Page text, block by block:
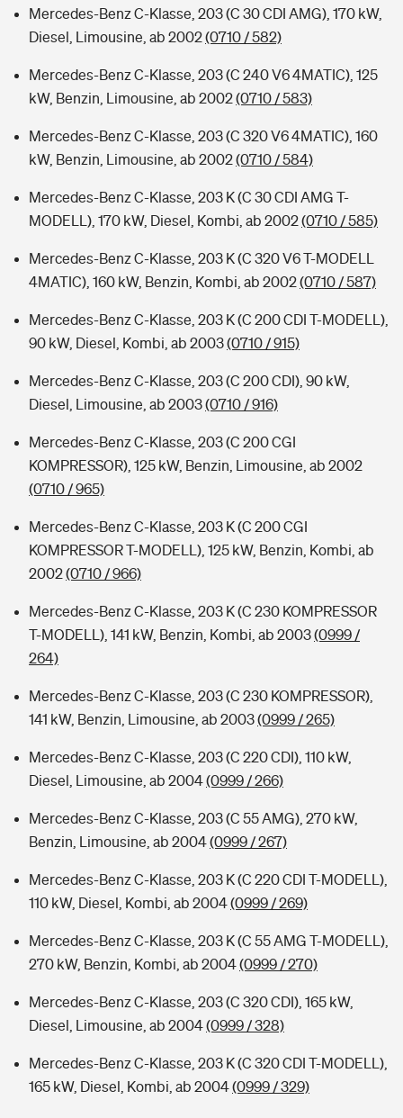
Mercedes-Benz C-Klasse, 203 (C 30 CDI AMG), 170 kW,
Diesel, Limousine, ab 2002(0710 / 582)
Mercedes-Benz C-Klasse, 203 (C 240 V6 4MATIC), 125
kW, Benzin, Limousine, ab 2002(0710 / 583)
Mercedes-Benz C-Klasse, 203 (C 320 V6 4MATIC), 160
kW, Benzin, Limousine, ab 2002(0710 / 584)
Mercedes-Benz C-Klasse, 203 K (C 30 CDI AMG T-
MODELL), 170 kW, Diesel, Kombi, ab 2002(0710 / 585)
Mercedes-Benz C-Klasse, 203 K (C 320 V6 T-MODELL
4MATIC), 160 kW, Benzin, Kombi, ab 2002(0710 / 587)
Mercedes-Benz C-Klasse, 203 K (C 200 CDI T-MODELL),
90 kW, Diesel, Kombi, ab 2003(0710 / 915)
Mercedes-Benz C-Klasse, 203 (C 200 CDI), 90 kW,
Diesel, Limousine, ab 2003(0710 / 916)
Mercedes-Benz C-Klasse, 203 (C 200 CGI
KOMPRESSOR), 125 kW, Benzin, Limousine, ab 2002
(0710 / 965)
Mercedes-Benz C-Klasse, 203 K (C 200 CGI
KOMPRESSOR T-MODELL), 125 kW, Benzin, Kombi, ab
2002(0710 / 966)
Mercedes-Benz C-Klasse, 203 K (C 230 KOMPRESSOR
T-MODELL), 141 kW, Benzin, Kombi, ab 2003(0999 /
264)
Mercedes-Benz C-Klasse, 203 (C 230 KOMPRESSOR),
141 kW, Benzin, Limousine, ab 2003(0999 / 265)
Mercedes-Benz C-Klasse, 203 (C 220 CDI), 110 kW,
Diesel, Limousine, ab 2004(0999 / 266)
Mercedes-Benz C-Klasse, 203 (C 55 AMG), 270 kW,
Benzin, Limousine, ab 2004(0999 / 267)
Mercedes-Benz C-Klasse, 203 K (C 220 CDI T-MODELL),
110 kW, Diesel, Kombi, ab 2004(0999 / 269)
Mercedes-Benz C-Klasse, 203 K (C 55 AMG T-MODELL),
270 kW, Benzin, Kombi, ab 2004(0999 / 270)
Mercedes-Benz C-Klasse, 203 (C 320 CDI), 165 kW,
Diesel, Limousine, ab 2004(0999 / 328)
Mercedes-Benz C-Klasse, 203 K (C 320 CDI T-MODELL),
165 kW, Diesel, Kombi, ab 2004(0999 / 329)